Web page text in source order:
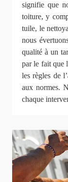
signifie que
toiture, y
tuile, le
nous
qualité à un
par le fait que
les règles de
aux normes.
chaque